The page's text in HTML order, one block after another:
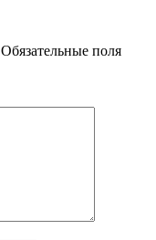
Обязательные поля